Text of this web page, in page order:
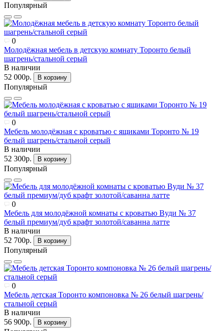
Популярный
0
Молодёжная мебель в детскую комнату Торонто белый
шагрень/стальной серый
В наличии
52 000р.
В корзину
Популярный
0
Мебель молодёжная с кроватью с ящиками Торонто № 19
белый шагрень/стальной серый
В наличии
52 300р.
В корзину
Популярный
0
Мебель для молодёжной комнаты с кроватью Вуди № 37
белый премиум/дуб крафт золотой/саванна латте
В наличии
52 700р.
В корзину
Популярный
0
Мебель детская Торонто компоновка № 26 белый шагрень/
стальной серый
В наличии
56 900р.
В корзину